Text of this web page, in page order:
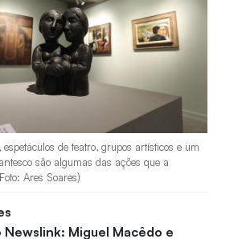
espetáculos de teatro, grupos artísticos e um
são algumas das ações que a
Ares Soares)
Miguel Macêdo e